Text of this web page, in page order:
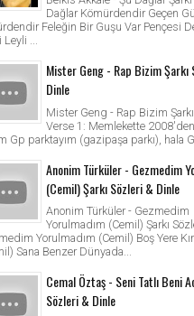
Dağlar Kömürdendir Geçen
Feleğin Bir Guşu Var Pençesi
...
Mister Geng - Rap Bizim Şarkı
Dinle
Mister Geng - Rap Bizim
Verse 1: Memlekette
Gp parktayım (gazipaşa parkı), hala
Anonim Türküler - Gezmedim
(Cemil) Şarkı Sözleri & Dinle
Anonim Türküler - Gezmedim
Yorulmadım (Cemil) Şarkı
Yorulmadım (Cemil) Boş Yere
Sana Benzer Dünyada...
Cemal Öztaş - Seni Tatlı Beni
Sözleri & Dinle